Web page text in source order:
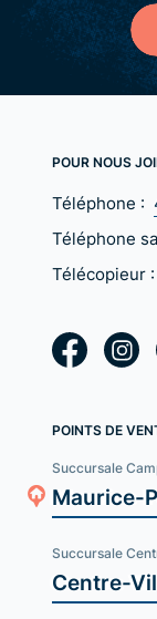
POUR NOUS
Téléphone :
Téléphone
Télécopieur :
POINTS DE
Succursale
Maurice-
Succursale
Centre-